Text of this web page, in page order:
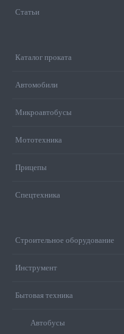
Статьи
Каталог проката
Автомобили
Микроавтобусы
Мототехника
Прицепы
Спецтехника
Строительное оборудование
Инструмент
Бытовая техника
Автобусы